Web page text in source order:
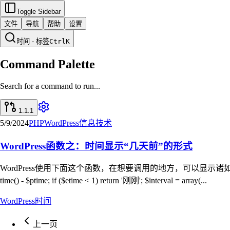
Toggle Sidebar
文件
导航 帮助 设置
时间 - 标签CtrlK
Command Palette
Search for a command to run...
1.1.1
5/9/2024PHPWordPress信息技术
WordPress函数之：时间显示“几天前”的形式
WordPress使用下面这个函数，在想要调用的地方，可以显示诸
time() - $ptime; if ($etime < 1) return '刚刚'; $interval = array(...
WordPress时间
上一页